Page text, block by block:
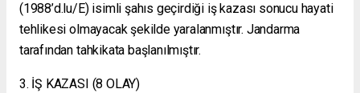
(1988’d.lu/E) isimli şahıs geçirdiği iş kazası sonucu hayati
tehlikesi olmayacak şekilde yaralanmıştır. Jandarma
tarafından tahkikata başlanılmıştır.
3. İŞ KAZASI (8 OLAY)